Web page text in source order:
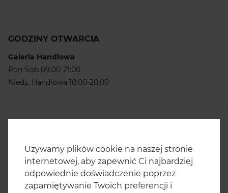
GODZINY OTWARCIA
Galeria Handlowa
Pon-Sob 09:00-21:00
Niedz. Handlowa 10:00-20:00
KONTAKT
ul. Ku Słońcu 67
71-047 Szczecin
91/ 486 90 41
Używamy plików cookie na naszej stronie
internetowej, aby zapewnić Ci najbardziej
odpowiednie doświadczenie poprzez
zapamiętywanie Twoich preferencji i